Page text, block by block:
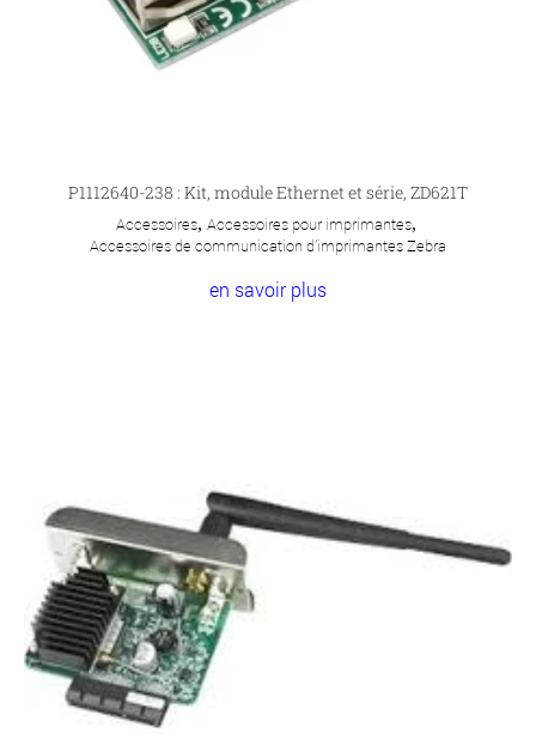
P1112640-238 : Kit, module Ethernet et série, ZD621T
Accessoires, Accessoires pour imprimantes,
Accessoires de communication d'imprimantes Zebra
en savoir plus